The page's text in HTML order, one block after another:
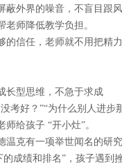
蔽外界的噪音，不盲目跟
老师降低教学负担。
的信任，老师就不用把精
长型思维，不急于求成
考好？”“为什么别人进
给孩子 “开小灶”。
温克有一项举世闻名的研
的成绩和排名”，孩子遇到